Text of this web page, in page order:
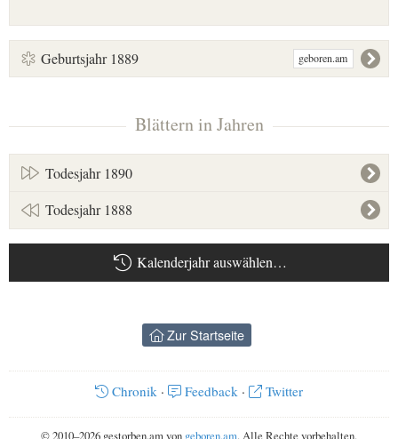
Geburtsjahr 1889 geboren.am
Blättern in Jahren
Todesjahr 1890
Todesjahr 1888
Kalenderjahr auswählen…
Zur Startseite
Chronik · Feedback · Twitter
© 2010–2026 gestorben.am von geboren.am. Alle Rechte vorbehalten.